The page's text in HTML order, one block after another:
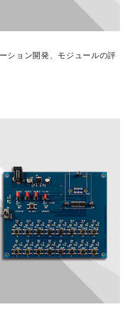
ション開発、モジュールの評